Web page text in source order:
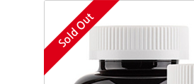
Sold Out